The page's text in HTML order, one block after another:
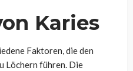
Karies
Faktoren, die den
Löchern führen. Die